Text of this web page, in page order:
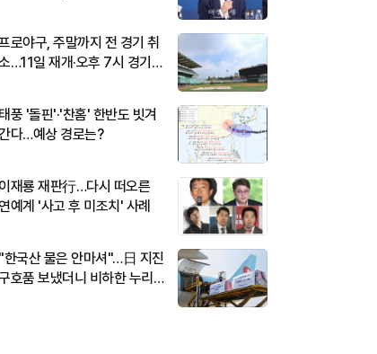
로야구, 주말까지 전 경기 취
…11일 재개·오후 7시 경기
태풍 '돌핀'·'찬홈' 한반도 빗겨
다…예상 경로는?
이재룡 재판行…다시 떠오른
예계 '사고 후 미조치' 사례
"한국산 물은 안마셔"…日 지진
호품 보냈더니 비하한 누리